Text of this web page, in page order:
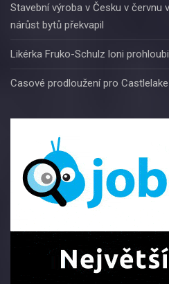
Stavební výroba v Česku v červnu
nárůst bytů překvapil
Likérka Fruko-Schulz loni
Casové prodloužení pro